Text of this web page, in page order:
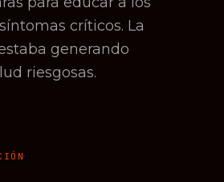
críticos. La
generando
riesgosas.